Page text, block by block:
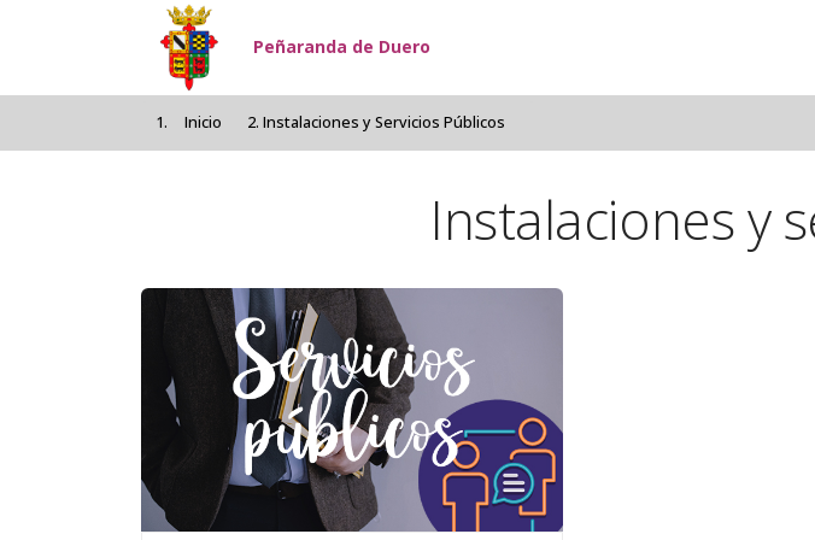
Pasar al contenido principal
Peñaranda de Duero
Inicio Instalaciones y Servicios Públicos
Instalaciones y